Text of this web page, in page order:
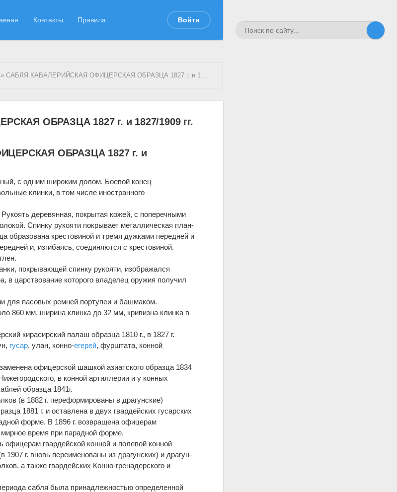
Контакты Правила Войти
» САБЛЯ КАВАЛЕРИЙСКАЯ ОФИЦЕРСКАЯ ОБРАЗЦА 1827 г. и 1827/1909 гг.
ОБРАЗЦА 1827 г. и 1827/1909 гг.
ОБРАЗЦА 1827 г. и
с одним широ­ким долом. Боевой конец
клинки, в том числе иностранного
деревянная, покрытая кожей, с поперечными
Спинку рукояти покрывает металлическая план­
образована кресто­виной и тремя дужками передней и
и, изгибаясь, соединяются с крестовиной.
покрывающей спинку рукояти, изображался
в царствование которого владелец оружия получил
для пасовых ре­мней портупеи и башмаком.
860 мм, ширина клинка до 32 мм, кривизна клинка в
кирасирский палаш образца 1810 г., в 1827 г.
гусар, улан, конно-егерей, фурштата, конной
заменена офицер­ской шашкой азиатского образца 1834
в конной артиллерии и у конных
образца 1841г.
(в 1882 г. переформированы в драгунские)
1881 г. и оставлена в двух гвардейских гусарских
форме. В 1896 г. возвращена офицерам
время при парадной форме.
гвардей­ской конной и полевой конной
1907 г. вновь переименованы из драгунских) и драгун­
а также гвардей­ских Конно-гренадерского и
сабля была принадлежностью определенной